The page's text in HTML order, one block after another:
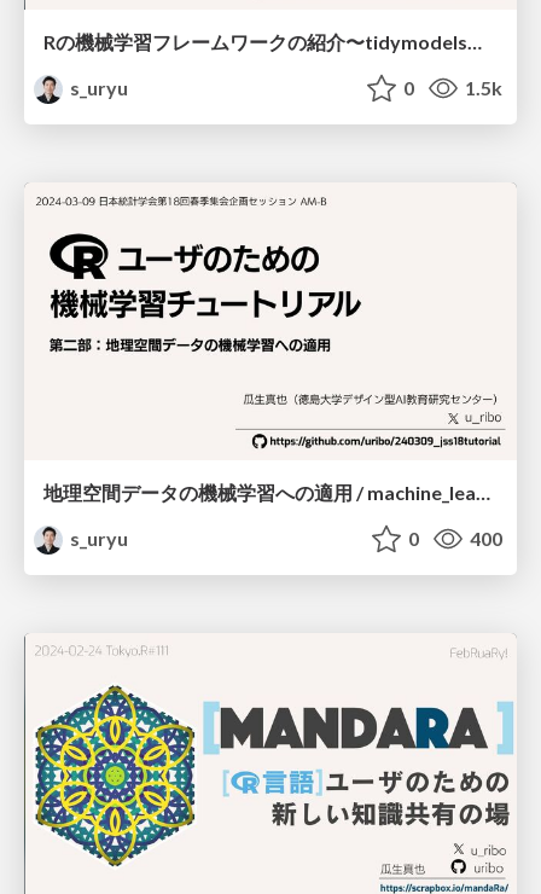
Rの機械学習フレームワークの紹介〜tidymodelsを中心に〜 / machine_learning_with_r2024
s_uryu
0 1.5k
s_uryu
0 400